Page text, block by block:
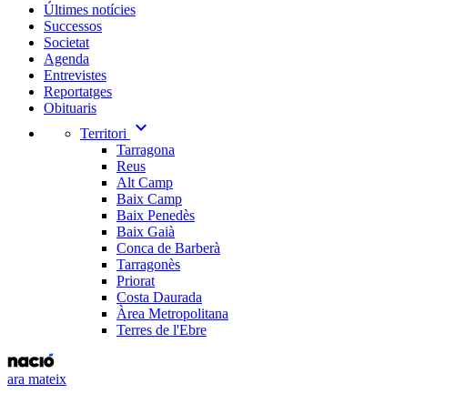
Últimes notícies
Successos
Societat
Agenda
Entrevistes
Reportatges
Obituaris
Territori
expand_more
Tarragona
Reus
Alt Camp
Baix Camp
Baix Penedès
Baix Gaià
Conca de Barberà
Tarragonès
Priorat
Costa Daurada
Àrea Metropolitana
Terres de l'Ebre
ara mateix